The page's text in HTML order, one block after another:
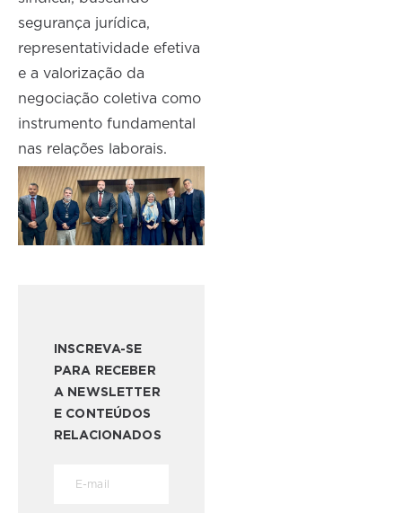
segurança jurídica,
representatividade efetiva
e a valorização da
negociação coletiva como
instrumento fundamental
nas relações laborais.
INSCREVA-SE
PARA RECEBER
A NEWSLETTER
E CONTEÚDOS
RELACIONADOS